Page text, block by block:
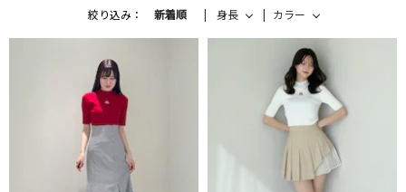
絞り込み： 新着順 身長 カラー